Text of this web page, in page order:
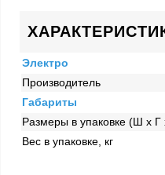
Электро
Производитель
Габариты
Размеры в упаковке (Ш x Г
Вес в упаковке, кг